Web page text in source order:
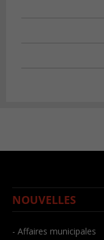
NOUVELLES
- Affaires municipales